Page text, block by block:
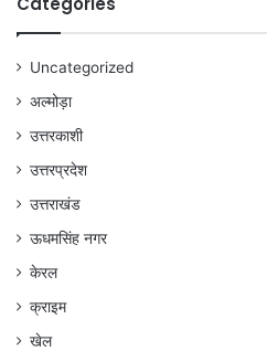
Uncategorized
अल्मोड़ा
उत्तरकाशी
उत्तरप्रदेश
उत्तराखंड
ऊधमसिंह नगर
केरल
क्राइम
खेल